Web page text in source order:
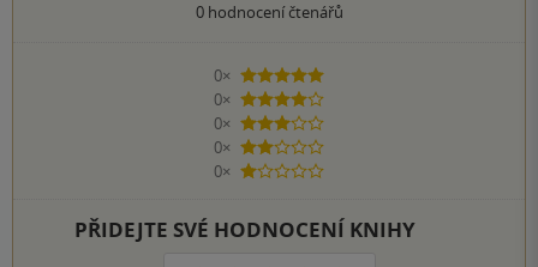
0hodnocení čtenářů
0×
5 hvězdiček
0×
4 hvězdičky
0×
3 hvězdičky
0×
2 hvězdičky
0×
1 hvezdička
PŘIDEJTE SVÉ HODNOCENÍ KNIHY